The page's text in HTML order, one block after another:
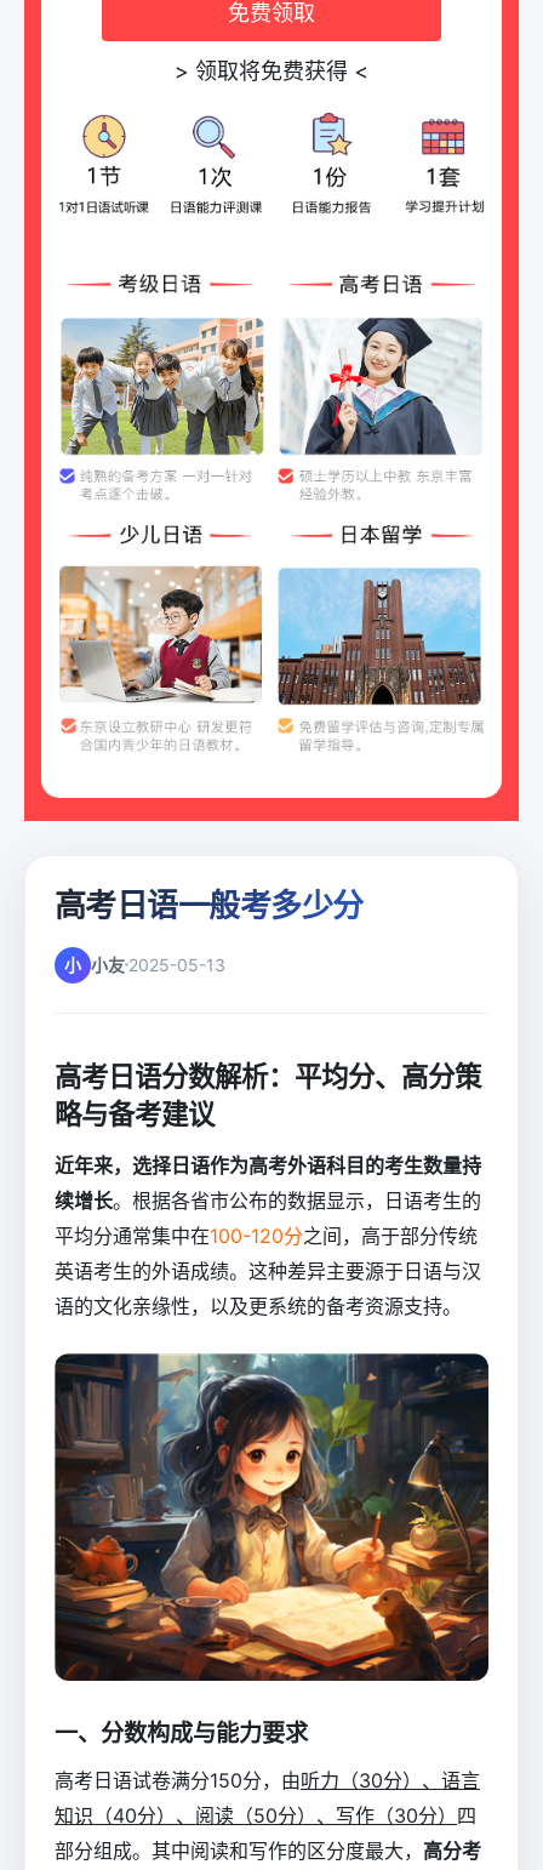
免费领取
> 领取将免费获得 <
高考日语一般考多少分
小 小友 2025-05-13
高考日语分数解析：平均分、高分策
略与备考建议
近年来，选择日语作为高考外语科目的考生数量持
续增长。根据各省市公布的数据显示，日语考生的
平均分通常集中在100-120分之间，高于部分传统
英语考生的外语成绩。这种差异主要源于日语与汉
语的文化亲缘性，以及更系统的备考资源支持。
一、分数构成与能力要求
高考日语试卷满分150分，由听力（30分）、语言
知识（40分）、阅读（50分）、写作（30分） 四
部分组成。其中阅读和写作的区分度最大， 高分考